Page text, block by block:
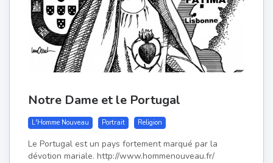
Notre Dame et le Portugal
L'Homme Nouveau Portrait Religion
Le Portugal est un pays fortement marqué par la
dévotion mariale. http://www.hommenouveau.fr/